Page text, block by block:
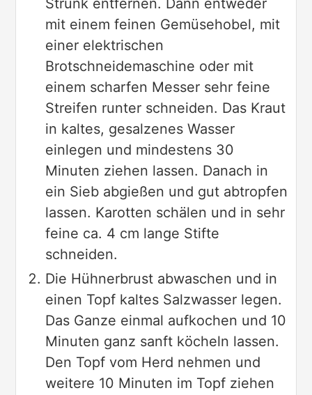
Strunk entfernen. Dann entweder
mit einem feinen Gemüsehobel, mit
einer elektrischen
Brotschneidemaschine oder mit
einem scharfen Messer sehr feine
Streifen runter schneiden. Das Kraut
in kaltes, gesalzenes Wasser
einlegen und mindestens 30
Minuten ziehen lassen. Danach in
ein Sieb abgießen und gut abtropfen
lassen. Karotten schälen und in sehr
feine ca. 4 cm lange Stifte
schneiden.
Die Hühnerbrust abwaschen und in
einen Topf kaltes Salzwasser legen.
Das Ganze einmal aufkochen und 10
Minuten ganz sanft köcheln lassen.
Den Topf vom Herd nehmen und
weitere 10 Minuten im Topf ziehen